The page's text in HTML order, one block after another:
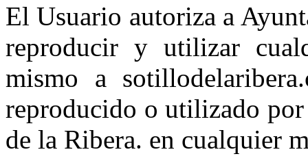
El Usuario autoriza a
reproducir y utilizar
mismo a
reproducido o utilizado
de la Ribera. en cualquier